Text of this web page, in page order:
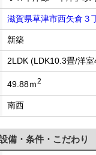
滋賀県草津市西矢倉３
新築
2LDK (LDK10.3畳/洋
49.88ｍ2
南西
備・条件・こだわり